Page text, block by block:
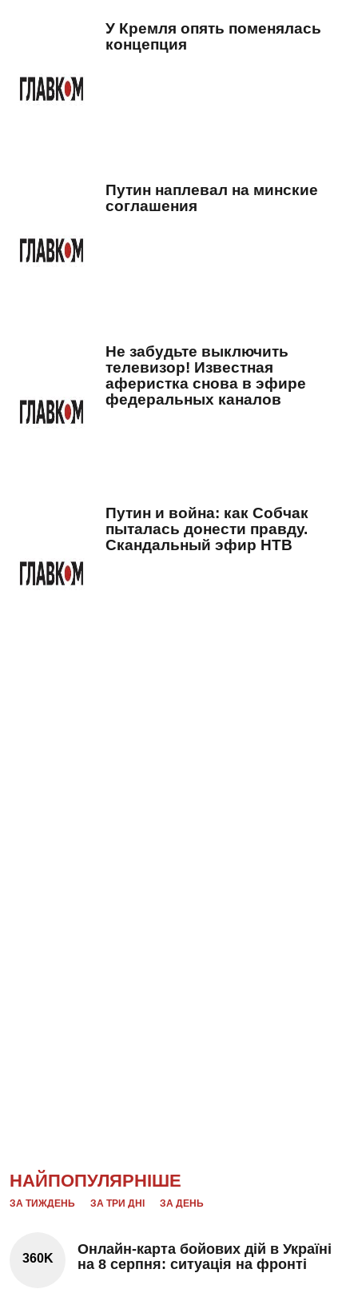
У Кремля опять поменялась
концепция
Путин наплевал на минские
соглашения
Не забудьте выключить
телевизор! Известная
аферистка снова в эфире
федеральных каналов
Путин и война: как Собчак
пыталась донести правду.
Скандальный эфир НТВ
НАЙПОПУЛЯРНІШЕ
ЗА ТИЖДЕНЬ ЗА ТРИ ДНІ ЗА ДЕНЬ
360K
Онлайн-карта бойових дій в Україні
на 8 серпня: ситуація на фронті